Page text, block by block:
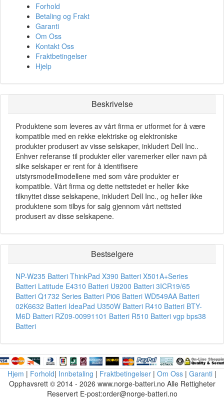
Forhold
Betaling og Frakt
Garanti
Om Oss
Kontakt Oss
Fraktbetingelser
Hjelp
Beskrivelse
Produktene som leveres av vårt firma er utformet for å være
kompatible med en rekke elektriske og elektroniske
produkter produsert av visse selskaper, inkludert Dell Inc..
Enhver referanse til produkter eller varemerker eller navn på
slike selskaper er rent for å identifisere
utstyrsmodellmodellene med som våre produkter er
kompatible. Vårt firma og dette nettstedet er heller ikke
tilknyttet disse selskapene, inkludert Dell Inc., og heller ikke
produktene som tilbys for salg gjennom vårt nettsted
produsert av disse selskapene.
Bestselgere
NP-W235 Batteri ThinkPad X390 Batteri X501A+Series
Batteri Latitude E4310 Batteri U9200 Batteri 3ICR19/65
Batteri Q1732 Series Batteri Pi06 Batteri WD549AA Batteri
02K6632 Batteri IdeaPad U350W Batteri R410 Batteri BTY-
M6D Batteri RZ09-00991101 Batteri R510 Batteri vgp bps38
Batteri
Hjem | Forhold| Innbetaling | Fraktbetingelser | Om Oss | Garanti |
Opphavsrett © 2014 - 2026 www.norge-batteri.no Alle Rettigheter
Reservert E-post:order@norge-batteri.no